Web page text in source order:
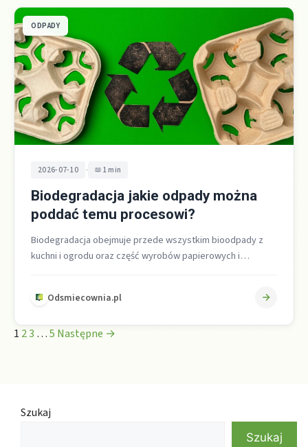
ODPADY
2026-07-10 • 1 min
Biodegradacja jakie odpady można
poddać temu procesowi?
Biodegradacja obejmuje przede wszystkim bioodpady z
kuchni i ogrodu oraz część wyrobów papierowych i
Odsmiecownia.pl
1 23 …5 Następne →
Szukaj
Szukaj